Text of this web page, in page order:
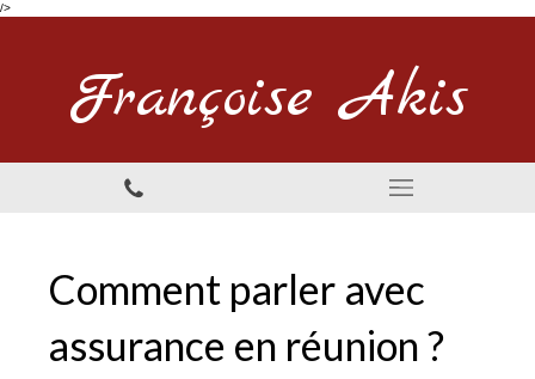
/>
Françoise Akis
Comment parler avec
assurance en réunion ?